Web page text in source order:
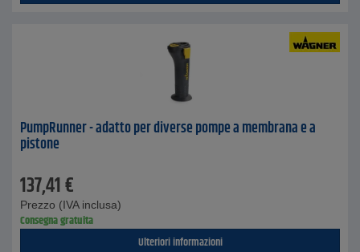
PumpRunner - adatto per diverse pompe a membrana e a
pistone
137,41€
Prezzo (IVA inclusa)
Consegna gratuita
Ulteriori informazioni